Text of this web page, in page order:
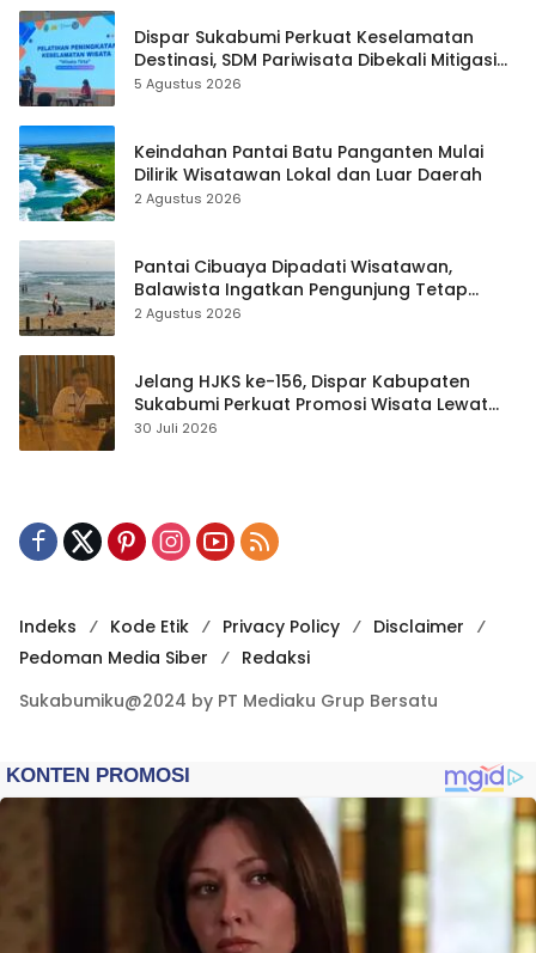
Dispar Sukabumi Perkuat Keselamatan
Destinasi, SDM Pariwisata Dibekali Mitigasi
hingga Teknik Evakuasi
5 Agustus 2026
Keindahan Pantai Batu Panganten Mulai
Dilirik Wisatawan Lokal dan Luar Daerah
2 Agustus 2026
Pantai Cibuaya Dipadati Wisatawan,
Balawista Ingatkan Pengunjung Tetap
Waspada
2 Agustus 2026
Jelang HJKS ke-156, Dispar Kabupaten
Sukabumi Perkuat Promosi Wisata Lewat
Publikasi Digital
30 Juli 2026
Indeks Kode Etik Privacy Policy
Disclaimer
Pedoman Media Siber
Redaksi
Sukabumiku@2024 by PT Mediaku Grup Bersatu